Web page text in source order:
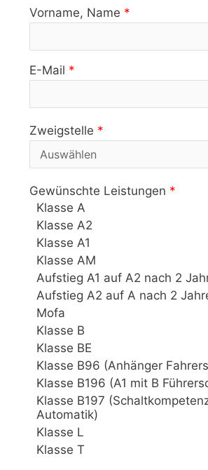
Vorname, Name *
E-Mail *
Zweigstelle *
Gewünschte Leistungen *
Klasse A
Klasse A2
Klasse A1
Klasse AM
Aufstieg A1 auf A2 nach 2
Aufstieg A2 auf A nach 2
Mofa
Klasse B
Klasse BE
Klasse B96 (Anhänger
Klasse B196 (A1 mit B
Klasse B197
Automatik)
Klasse L
Klasse T